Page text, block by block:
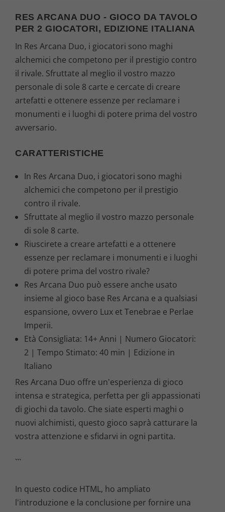
RES ARCANA DUO - GIOCO DA TAVOLO
PER 2 GIOCATORI, EDIZIONE ITALIANA
In Res Arcana Duo, i giocatori sono maghi
alchemici che competono per il prestigio contro
il rivale. Sfruttate al meglio il vostro mazzo
personale di sole 8 carte e cercate di creare
artefatti e ottenere essenze per reclamare i
monumenti e i luoghi di potere prima del vostro
avversario.
CARATTERISTICHE
In Res Arcana Duo, i giocatori sono maghi
alchemici che competono per il prestigio
contro il rivale.
Sfruttate al meglio il vostro mazzo personale
di sole 8 carte.
Riuscirete a creare artefatti e a ottenere
essenze per reclamare i monumenti e i luoghi
di potere prima del vostro rivale?
Res Arcana Duo può essere anche usato
insieme al gioco base Res Arcana e a qualsiasi
espansione, ovvero Lux et Tenebrae e Perlae
Imperii.
Età Consigliata: 14+ Anni | Numero Giocatori:
2 | Tempo Stimato: 40 min | Edizione in
Italiano
Res Arcana Duo offre un'esperienza di gioco
intensa e strategica, perfetta per gli appassionati
di giochi da tavolo. Che siate esperti maghi o
nuovi alchimisti, questo gioco saprà catturare la
vostra attenzione e sfidarvi in ogni partita.
```
In questo codice HTML, ho ampliato
l'introduzione e la conclusione per fornire una